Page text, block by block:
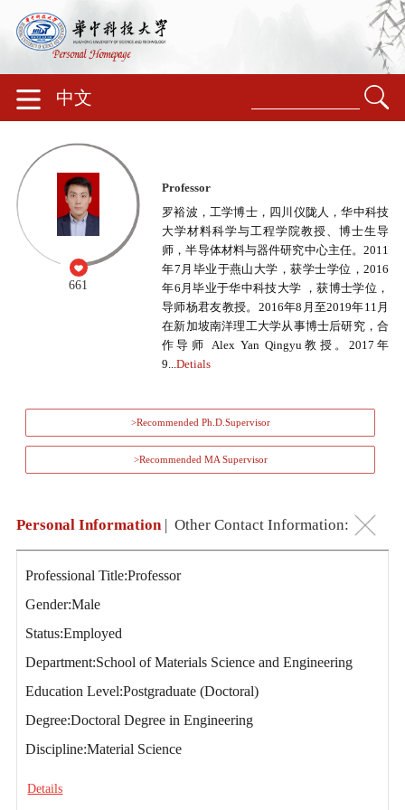
中文
661
Professor
罗裕波，工学博士，四川仪陇人，华中科技
大学材料科学与工程学院教授、博士生导
师，半导体材料与器件研究中心主任。2011
年7月毕业于燕山大学，获学士学位，2016
年6月毕业于华中科技大学 ，获博士学位，
导师杨君友教授。2016年8月至2019年11月
在新加坡南洋理工大学从事博士后研究，合
作导师 Alex Yan Qingyu教授。2017年
9...Detials
>Recommended Ph.D.Supervisor
>Recommended MA Supervisor
Personal Information| Other Contact Information:
Professional Title:Professor
Gender:Male
Status:Employed
Department:School of Materials Science and Engineering
Education Level:Postgraduate (Doctoral)
Degree:Doctoral Degree in Engineering
Discipline:Material Science
Details